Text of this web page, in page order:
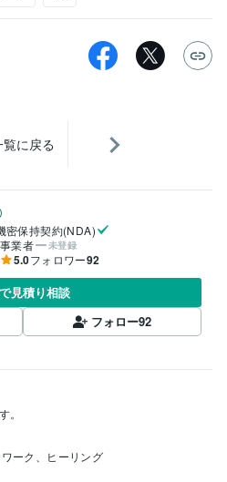
覧に戻る
密保持契約(NDA)
業者
未登録
5.0フォロワー92
見積り相談
フォロー92
ーク、ヒーリング